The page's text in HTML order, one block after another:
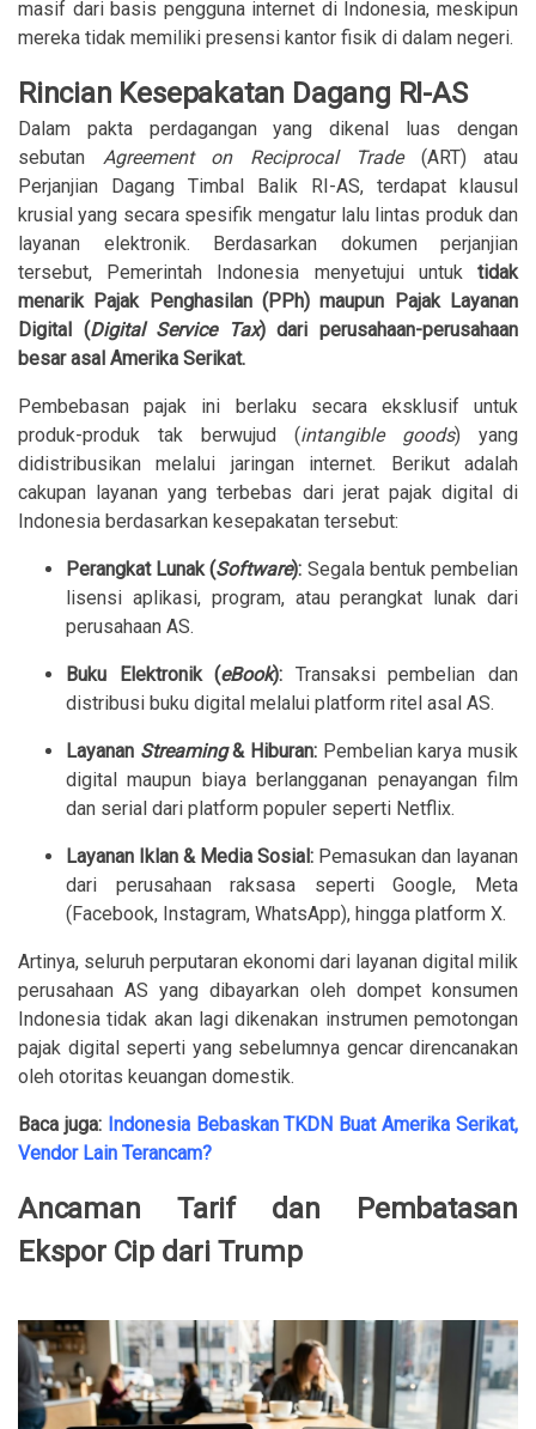
masif dari basis pengguna internet di Indonesia, meskipun
mereka tidak memiliki presensi kantor fisik di dalam negeri.
Rincian Kesepakatan Dagang RI-AS
Dalam pakta perdagangan yang dikenal luas dengan
sebutan Agreement on Reciprocal Trade(ART) atau
Perjanjian Dagang Timbal Balik RI-AS, terdapat klausul
krusial yang secara spesifik mengatur lalu lintas produk dan
layanan elektronik. Berdasarkan dokumen perjanjian
tersebut, Pemerintah Indonesia menyetujui untuk tidak
menarik Pajak Penghasilan (PPh) maupun Pajak Layanan
Digital (Digital Service Tax) dari perusahaan-perusahaan
besar asal Amerika Serikat.
Pembebasan pajak ini berlaku secara eksklusif untuk
produk-produk tak berwujud (intangible goods) yang
didistribusikan melalui jaringan internet. Berikut adalah
cakupan layanan yang terbebas dari jerat pajak digital di
Indonesia berdasarkan kesepakatan tersebut:
Perangkat Lunak (Software): Segala bentuk pembelian
lisensi aplikasi, program, atau perangkat lunak dari
perusahaan AS.
Buku Elektronik (eBook): Transaksi pembelian dan
distribusi buku digital melalui platform ritel asal AS.
Layanan Streaming& Hiburan: Pembelian karya musik
digital maupun biaya berlangganan penayangan film
dan serial dari platform populer seperti Netflix.
Layanan Iklan & Media Sosial: Pemasukan dan layanan
dari perusahaan raksasa seperti Google, Meta
(Facebook, Instagram, WhatsApp), hingga platform X.
Artinya, seluruh perputaran ekonomi dari layanan digital milik
perusahaan AS yang dibayarkan oleh dompet konsumen
Indonesia tidak akan lagi dikenakan instrumen pemotongan
pajak digital seperti yang sebelumnya gencar direncanakan
oleh otoritas keuangan domestik.
Baca juga: Indonesia Bebaskan TKDN Buat Amerika Serikat,
Vendor Lain Terancam?
Ancaman Tarif dan Pembatasan
Ekspor Cip dari Trump